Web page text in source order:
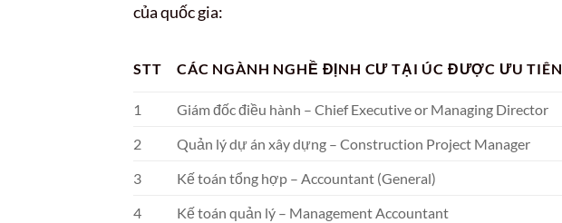
của quốc gia:
STT CÁC NGÀNH NGHỀ ĐỊNH CƯ TẠI ÚC ĐƯỢC ƯU TIÊN
1
Giám đốc điều hành – Chief Executive or Managing Director
2
Quản lý dự án xây dựng – Construction Project Manager
3
Kế toán tổng hợp – Accountant (General)
4
Kế toán quản lý – Management Accountant